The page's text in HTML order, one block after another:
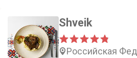
Shveik
Российская